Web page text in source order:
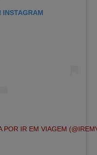
INSTAGRAM
POR IR EM VIAGEM